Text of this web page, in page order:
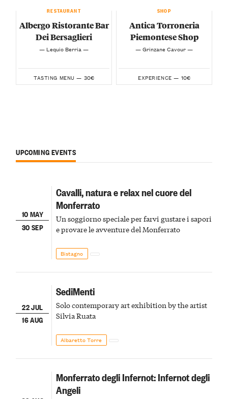
RESTAURANT
Albergo Ristorante Bar
Dei Bersaglieri
— Lequio Berria —
TASTING MENU — 30€
SHOP
Antica Torroneria
Piemontese Shop
— Grinzane Cavour —
EXPERIENCE — 10€
UPCOMING EVENTS
10 MAY
30 SEP
Cavalli, natura e relax nel cuore del
Monferrato
Un soggiorno speciale per farvi gustare i sapori
e provare le avventure del Monferrato
Bistagno
22 JUL
16 AUG
SediMenti
Solo contemporary art exhibition by the artist
Silvia Ruata
Albaretto Torre
Monferrato degli Infernot: Infernot degli
Angeli